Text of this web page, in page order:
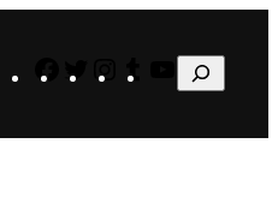
Instagram
TumblrYouTube
Keresés